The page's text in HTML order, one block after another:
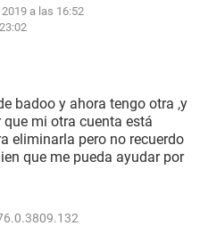
a las 16:52
badoo y ahora tengo otra ,y
mi otra cuenta está
eliminarla pero no recuerdo
que me pueda ayudar por